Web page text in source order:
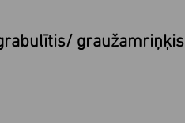
graužamriņķis